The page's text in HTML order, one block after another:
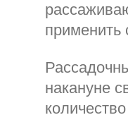
применить
накануне